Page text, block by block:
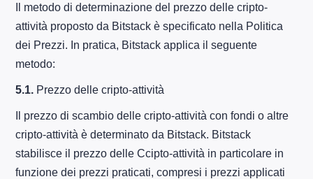
Il metodo di determinazione del prezzo delle cripto-
attività proposto da Bitstack è specificato nella Politica
dei Prezzi. In pratica, Bitstack applica il seguente
metodo:
5.1. Prezzo delle cripto-attività
Il prezzo di scambio delle cripto-attività con fondi o altre
cripto-attività è determinato da Bitstack. Bitstack
stabilisce il prezzo delle Ccipto-attività in particolare in
funzione dei prezzi praticati, compresi i prezzi applicati